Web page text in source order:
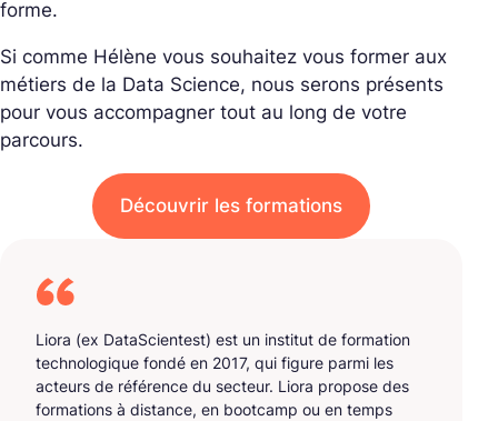
forme.
Si comme Hélène vous souhaitez vous former aux
métiers de la Data Science, nous serons présents
pour vous accompagner tout au long de votre
parcours.
Découvrir les formations
Liora (ex DataScientest) est un institut de formation
technologique fondé en 2017, qui figure parmi les
acteurs de référence du secteur. Liora propose des
formations à distance, en bootcamp ou en temps